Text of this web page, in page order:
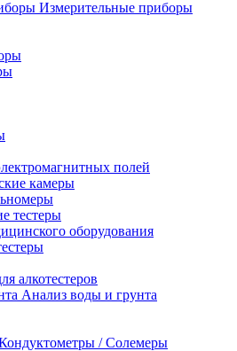
Измерительные приборы
полей
камеры
тестеры
оборудования
алкотестеров
Анализ воды и грунта
/ Солемеры